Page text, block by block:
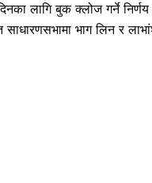
लागि बुक क्लोज गर्ने
भाग लिन र